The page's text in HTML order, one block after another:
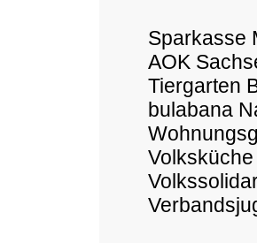
Sparkasse
AOK
Tiergarten
bulabana